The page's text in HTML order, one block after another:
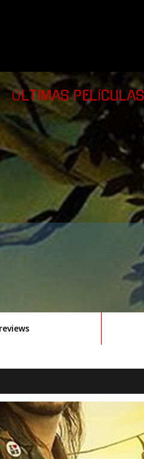
ÚLTIMAS PELÍCULAS